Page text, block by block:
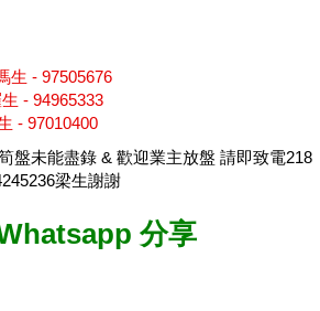
生 - 97505676
- 94965333
- 97010400
盤未能盡錄 & 歡迎業主放盤 請即致電218
梁生謝謝
分享